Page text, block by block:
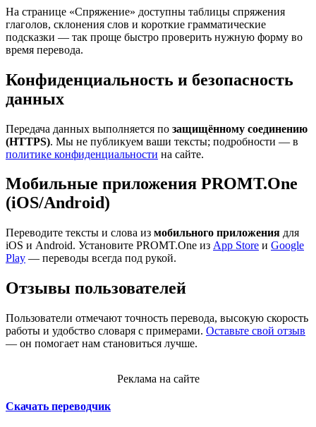
На странице «Спряжение» доступны таблицы спряжения
глаголов, склонения слов и короткие грамматические
подсказки — так проще быстро проверить нужную форму во
время перевода.
Конфиденциальность и безопасность
данных
Передача данных выполняется по защищённому соединению
(HTTPS). Мы не публикуем ваши тексты; подробности — в
политике конфиденциальности на сайте.
Мобильные приложения PROMT.One
(iOS/Android)
Переводите тексты и слова из мобильного приложения для
iOS и Android. Установите PROMT.One из App Store и Google
Play — переводы всегда под рукой.
Отзывы пользователей
Пользователи отмечают точность перевода, высокую скорость
работы и удобство словаря с примерами. Оставьте свой отзыв
— он помогает нам становиться лучше.
Реклама на сайте
Скачать переводчик